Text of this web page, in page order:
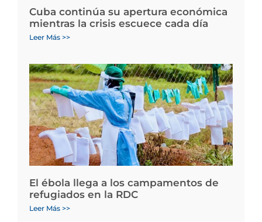
Cuba continúa su apertura económica
mientras la crisis escuece cada día
Leer Más >>
El ébola llega a los campamentos de
refugiados en la RDC
Leer Más >>